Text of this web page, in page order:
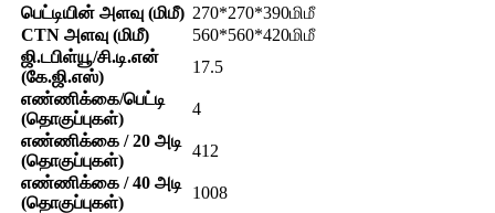
பெட்டியின் அளவு (மிமீ) 270*270*390மிமீ
CTN அளவு (மிமீ)
560*560*420மிமீ
ஜி.டபிள்யூ/சி.டி.என்
(கே.ஜி.எஸ்)
17.5
எண்ணிக்கை/பெட்டி
(தொகுப்புகள்)
4
எண்ணிக்கை / 20 அடி
(தொகுப்புகள்)
412
எண்ணிக்கை / 40 அடி
(தொகுப்புகள்)
1008